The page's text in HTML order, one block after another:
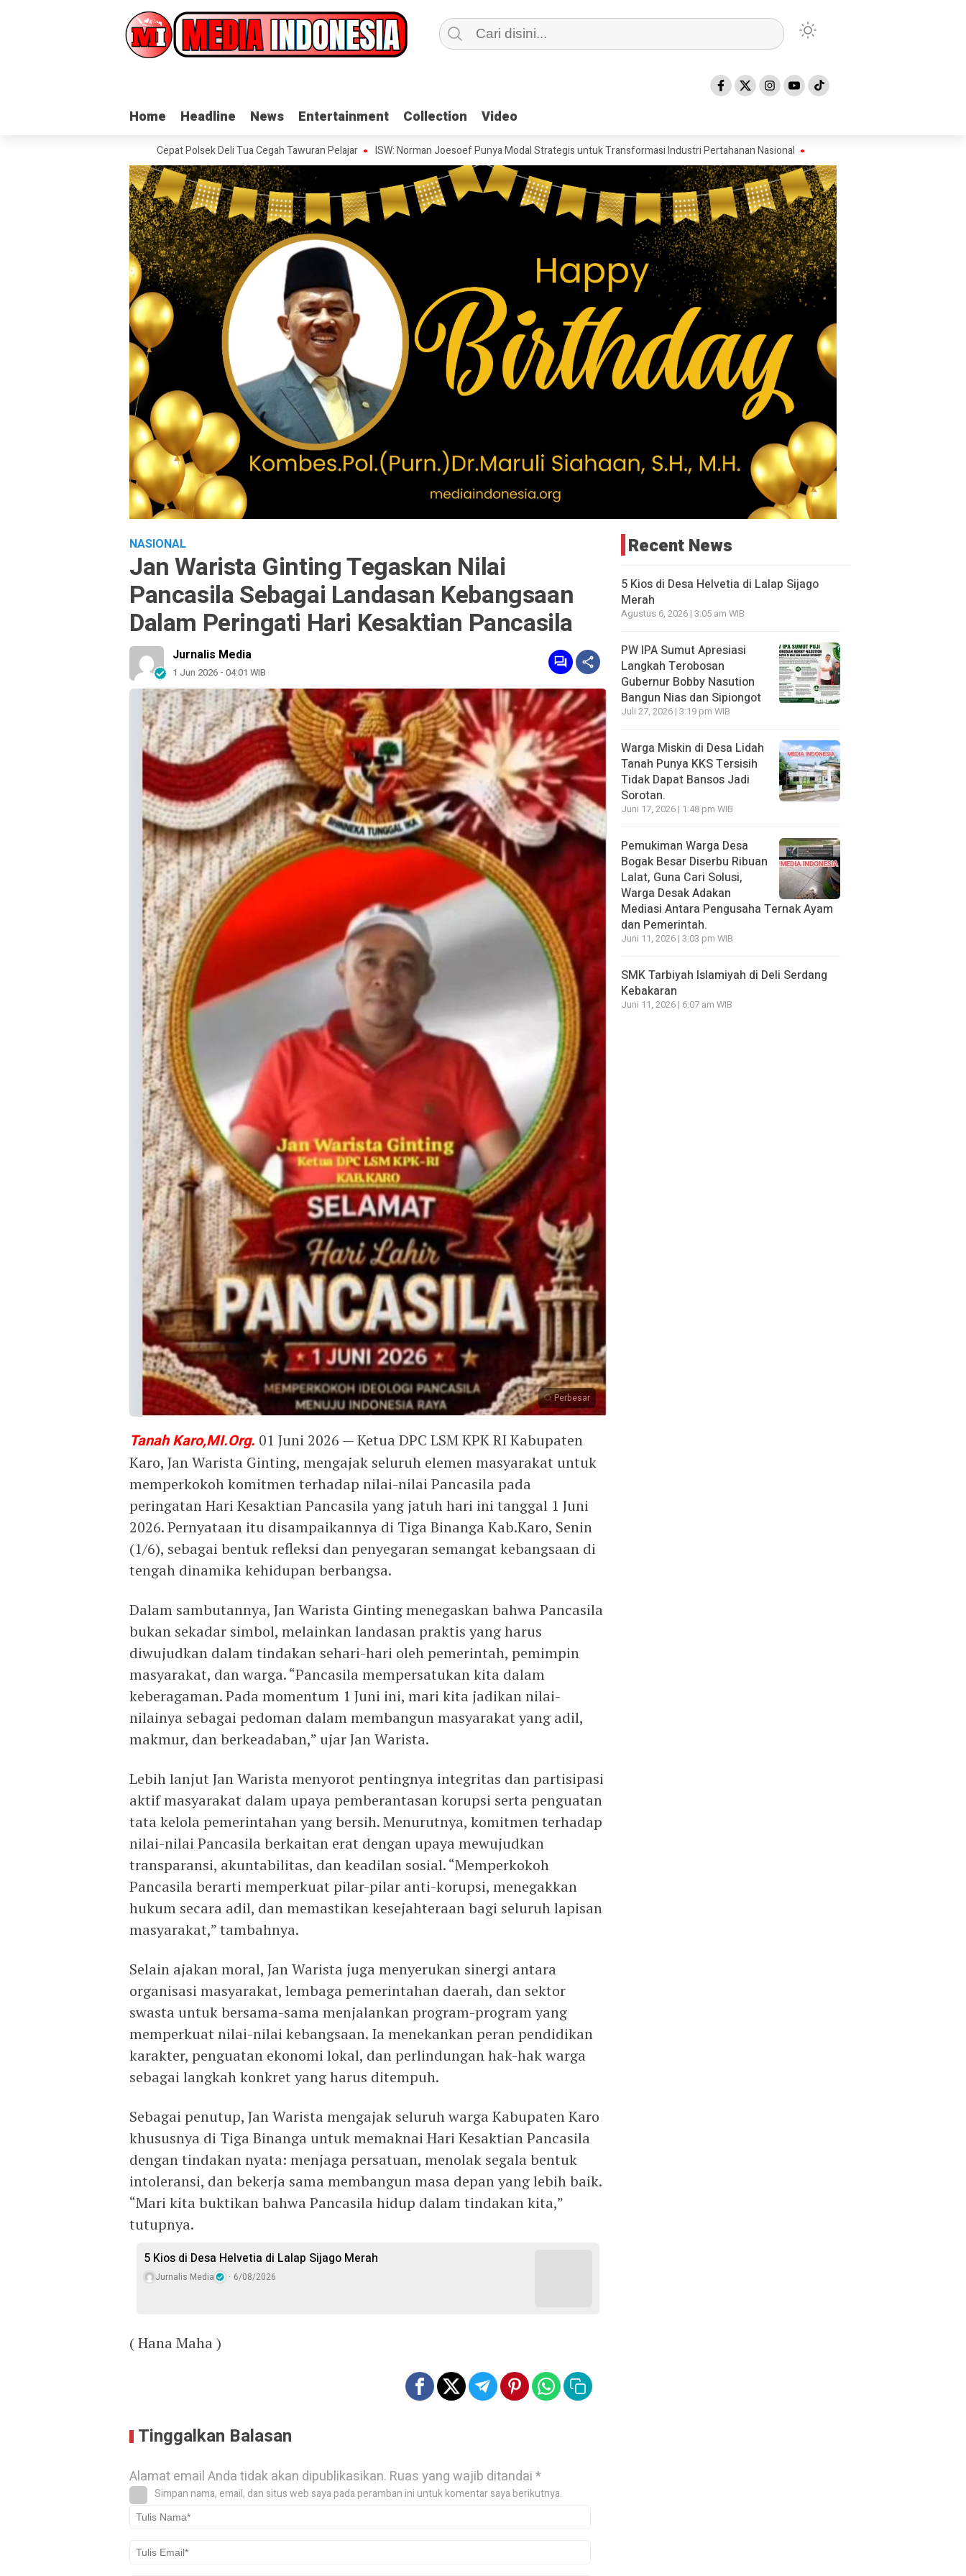
Home Headline News Entertainment Collection Video
Home Headline News Entertainment Collection Video
Apresiasi Respons Cepat Polsek Deli Tua Cegah Tawuran Pelajar ISW: Norman Joesoef Punya Modal Strategis untuk Transformasi Industri Pertahanan Nasional Beredarnya Foto Salaman Wartawan Syahrial
NASIONAL
Jan Warista Ginting Tegaskan Nilai
Pancasila Sebagai Landasan Kebangsaan
Dalam Peringati Hari Kesaktian Pancasila
Jurnalis Media
1 Jun 2026 - 04:01 WIB
Perbesar
Tanah Karo,MI.Org. 01 Juni 2026 — Ketua DPC LSM KPK RI Kabupaten
Karo, Jan Warista Ginting, mengajak seluruh elemen masyarakat untuk
memperkokoh komitmen terhadap nilai-nilai Pancasila pada
peringatan Hari Kesaktian Pancasila yang jatuh hari ini tanggal 1 Juni
2026. Pernyataan itu disampaikannya di Tiga Binanga Kab.Karo, Senin
(1/6), sebagai bentuk refleksi dan penyegaran semangat kebangsaan di
tengah dinamika kehidupan berbangsa.
Dalam sambutannya, Jan Warista Ginting menegaskan bahwa Pancasila
bukan sekadar simbol, melainkan landasan praktis yang harus
diwujudkan dalam tindakan sehari-hari oleh pemerintah, pemimpin
masyarakat, dan warga. “Pancasila mempersatukan kita dalam
keberagaman. Pada momentum 1 Juni ini, mari kita jadikan nilai-
nilainya sebagai pedoman dalam membangun masyarakat yang adil,
makmur, dan berkeadaban,” ujar Jan Warista.
Lebih lanjut Jan Warista menyorot pentingnya integritas dan partisipasi
aktif masyarakat dalam upaya pemberantasan korupsi serta penguatan
tata kelola pemerintahan yang bersih. Menurutnya, komitmen terhadap
nilai-nilai Pancasila berkaitan erat dengan upaya mewujudkan
transparansi, akuntabilitas, dan keadilan sosial. “Memperkokoh
Pancasila berarti memperkuat pilar-pilar anti-korupsi, menegakkan
hukum secara adil, dan memastikan kesejahteraan bagi seluruh lapisan
masyarakat,” tambahnya.
Selain ajakan moral, Jan Warista juga menyerukan sinergi antara
organisasi masyarakat, lembaga pemerintahan daerah, dan sektor
swasta untuk bersama-sama menjalankan program-program yang
memperkuat nilai-nilai kebangsaan. Ia menekankan peran pendidikan
karakter, penguatan ekonomi lokal, dan perlindungan hak-hak warga
sebagai langkah konkret yang harus ditempuh.
Sebagai penutup, Jan Warista mengajak seluruh warga Kabupaten Karo
khususnya di Tiga Binanga untuk memaknai Hari Kesaktian Pancasila
dengan tindakan nyata: menjaga persatuan, menolak segala bentuk
intoleransi, dan bekerja sama membangun masa depan yang lebih baik.
“Mari kita buktikan bahwa Pancasila hidup dalam tindakan kita,”
tutupnya.
5 Kios di Desa Helvetia di Lalap Sijago Merah
Jurnalis Media 6/08/2026
( Hana Maha )
Tinggalkan Balasan
Alamat email Anda tidak akan dipublikasikan. Ruas yang wajib ditandai*
Simpan nama, email, dan situs web saya pada peramban ini untuk komentar saya berikutnya.
Recent News
5 Kios di Desa Helvetia di Lalap Sijago
Merah
Agustus 6, 2026 | 3:05 am WIB
PW IPA Sumut Apresiasi
Langkah Terobosan
Gubernur Bobby Nasution
Bangun Nias dan Sipiongot
Juli 27, 2026 | 3:19 pm WIB
Warga Miskin di Desa Lidah
Tanah Punya KKS Tersisih
Tidak Dapat Bansos Jadi
Sorotan.
Juni 17, 2026 | 1:48 pm WIB
Pemukiman Warga Desa
Bogak Besar Diserbu Ribuan
Lalat, Guna Cari Solusi,
Warga Desak Adakan
Mediasi Antara Pengusaha Ternak Ayam
dan Pemerintah.
Juni 11, 2026 | 3:03 pm WIB
SMK Tarbiyah Islamiyah di Deli Serdang
Kebakaran
Juni 11, 2026 | 6:07 am WIB